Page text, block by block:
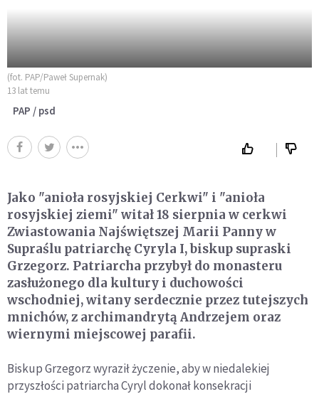
(fot. PAP/Paweł Supernak)
13 lat temu
PAP / psd
Jako "anioła rosyjskiej Cerkwi" i "anioła
rosyjskiej ziemi" witał 18 sierpnia w cerkwi
Zwiastowania Najświętszej Marii Panny w
Supraślu patriarchę Cyryla I, biskup supraski
Grzegorz. Patriarcha przybył do monasteru
zasłużonego dla kultury i duchowości
wschodniej, witany serdecznie przez tutejszych
mnichów, z archimandrytą Andrzejem oraz
wiernymi miejscowej parafii.
Biskup Grzegorz wyraził życzenie, aby w niedalekiej
przyszłości patriarcha Cyryl dokonał konsekracji